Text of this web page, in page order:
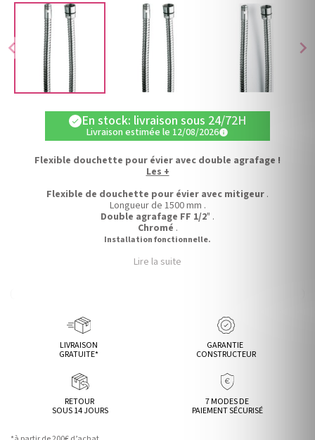
chevron_left chevron_right
check En stock: livraison sous 24/72H
Livraison estimée le 12/08/2026info
Flexible douchette pour évier avec double agrafage !
Les +
Flexible de douchette pour évier avec mitigeur .
Longueur de 1500 mm .
Double agrafage FF 1/2" .
Chromé .
Installation fonctionnelle.
Lire la suite
LIVRAISON
GRATUITE*
GARANTIE
CONSTRUCTEUR
RETOUR
SOUS 14 JOURS
7 MODES DE
PAIEMENT SÉCURISÉ